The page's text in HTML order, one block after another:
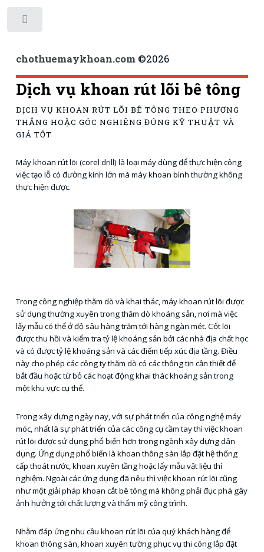
chothuemaykhoan.com©2026
Dịch vụ khoan rút lõi bê tông
DỊCH VỤ KHOAN RÚT LÕI BÊ TÔNG THEO PHƯƠNG
THẲNG HOẶC GÓC NGHIÊNG ĐÚNG KỸ THUẬT VÀ
GIÁ TỐT
Máy khoan rút lõi (corel drill) là loại máy dùng để thực hiện công
việc tạo lỗ có đường kính lớn mà máy khoan bình thường không
thực hiện được.
Trong công nghiệp thăm dò và khai thác, máy khoan rút lõi được
sử dụng thường xuyên trong thăm dò khoáng sản, nơi mà việc
lấy mẫu có thể ở độ sâu hàng trăm tới hàng ngàn mét. Cốt lõi
được thu hồi và kiểm tra tỷ lệ khoáng sản bởi các nhà địa chất học
và có được tỷ lệ khoáng sản và các điểm tiếp xúc địa tầng. Điều
này cho phép các công ty thăm dò có các thông tin cần thiết để
bắt đầu hoặc từ bỏ các hoạt động khai thác khoáng sản trong
một khu vực cụ thể.
Trong xây dựng ngày nay, với sự phát triển của công nghệ máy
móc, nhất là sự phát triển của các công cụ cầm tay thì việc khoan
rút lõi được sử dụng phổ biến hơn trong ngành xây dựng dân
dụng. Ứng dụng phổ biến là khoan thông sàn lắp đặt hệ thống
cấp thoát nước, khoan xuyên tầng hoặc lấy mẫu vật liệu thí
nghiệm. Ngoài các ứng dụng đã nêu thì việc khoan rút lõi cũng
như một giải pháp khoan cắt bê tông mà không phải đục phá gây
ảnh hưởng tới chất lượng và thẩm mỹ công trình.
Nhằm đáp ứng nhu cầu khoan rút lõi của quý khách hàng để
khoan thông sàn, khoan xuyên tường phục vụ thi công lắp đặt